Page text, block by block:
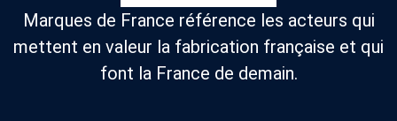
Marques de France référence les acteurs qui
mettent en valeur la fabrication française et qui
font la France de demain.